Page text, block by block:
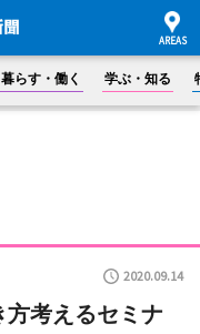
暮らす・働く 学ぶ・知る
2020.09.14
考えるセミナ